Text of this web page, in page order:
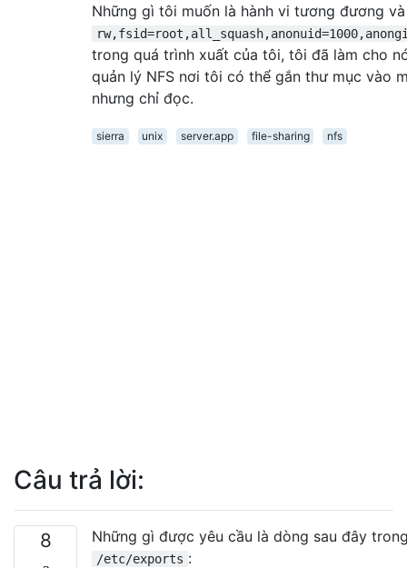
Những gì tôi muốn là hành vi tương đương
trong quá trình xuất của tôi, tôi đã làm cho
quản lý NFS nơi tôi có thể gắn thư mục vào
nhưng chỉ đọc.
sierra unix server.app file-sharing nfs
Câu trả lời:
8 Những gì được yêu cầu là dòng sau đây
/etc/exports :